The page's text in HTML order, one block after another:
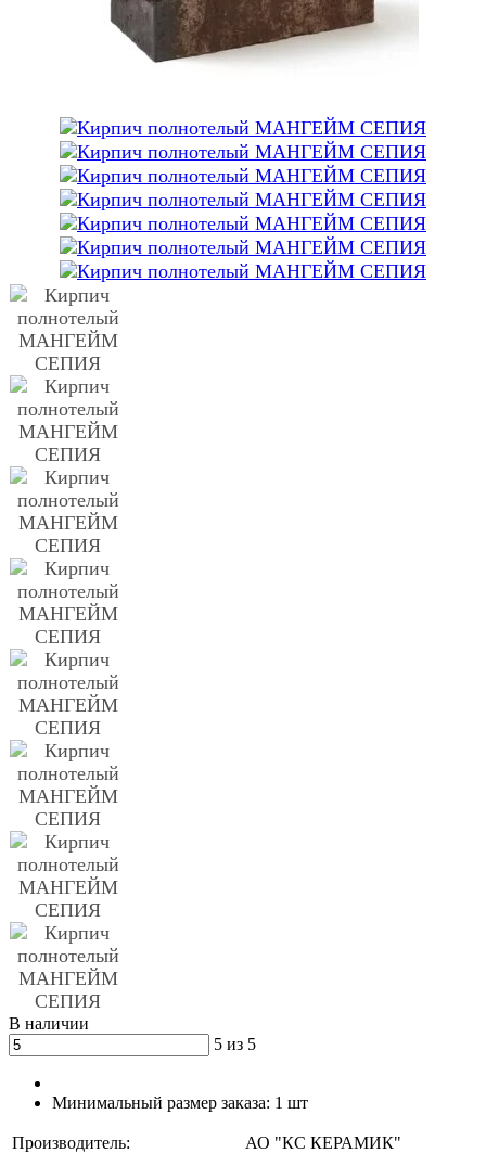
В наличии
5 из 5
Минимальный размер заказа: 1 шт
Производитель:
АО "КС КЕРАМИК"